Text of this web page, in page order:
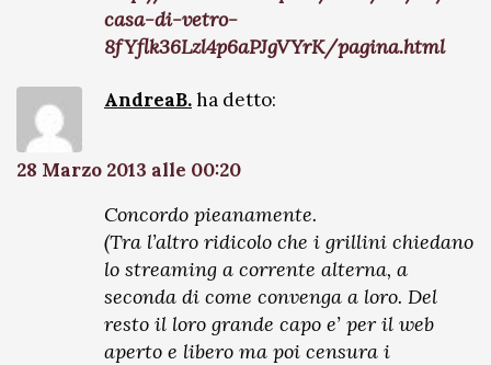
casa-di-vetro-
8fYflk36Lzl4p6aPJgVYrK/pagina.html
AndreaB.ha detto:
28 Marzo 2013 alle 00:20
Concordo pieanamente.
(Tra l’altro ridicolo che i grillini chiedano
lo streaming a corrente alterna, a
seconda di come convenga a loro. Del
resto il loro grande capo e’ per il web
aperto e libero ma poi censura i